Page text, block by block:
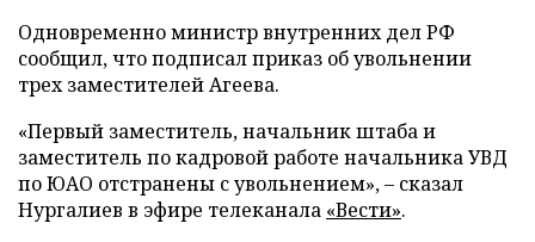
Одновременно министр внутренних дел РФ
сообщил, что подписал приказ об увольнении
трех заместителей Агеева.
«Первый заместитель, начальник штаба и
заместитель по кадровой работе начальника УВД
по ЮАО отстранены с увольнением», – сказал
Нургалиев в эфире телеканала «Вести».